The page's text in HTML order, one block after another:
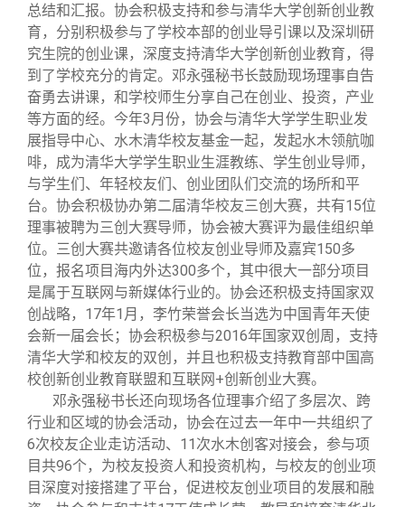
总结和汇报。协会积极支持和参与清华大学创新创业教
育，分别积极参与了学校本部的创业导引课以及深圳研
究生院的创业课，深度支持清华大学创新创业教育，得
到了学校充分的肯定。邓永强秘书长鼓励现场理事自告
奋勇去讲课，和学校师生分享自己在创业、投资，产业
等方面的经。今年3月份，协会与清华大学学生职业发
展指导中心、水木清华校友基金一起，发起水木领航咖
啡，成为清华大学学生职业生涯教练、学生创业导师，
与学生们、年轻校友们、创业团队们交流的场所和平
台。协会积极协办第二届清华校友三创大赛，共有15位
理事被聘为三创大赛导师，协会被大赛评为最佳组织单
位。三创大赛共邀请各位校友创业导师及嘉宾150多
位，报名项目海内外达300多个，其中很大一部分项目
是属于互联网与新媒体行业的。协会还积极支持国家双
创战略，17年1月，李竹荣誉会长当选为中国青年天使
会新一届会长；协会积极参与2016年国家双创周，支持
清华大学和校友的双创，并且也积极支持教育部中国高
校创新创业教育联盟和互联网+创新创业大赛。
邓永强秘书长还向现场各位理事介绍了多层次、跨
行业和区域的协会活动，协会在过去一年中一共组织了
6次校友企业走访活动、11次水木创客对接会，参与项
目共96个，为校友投资人和投资机构，与校友的创业项
目深度对接搭建了平台，促进校友创业项目的发展和融